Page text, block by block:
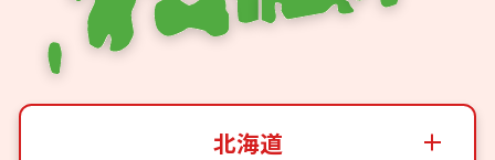
北海道